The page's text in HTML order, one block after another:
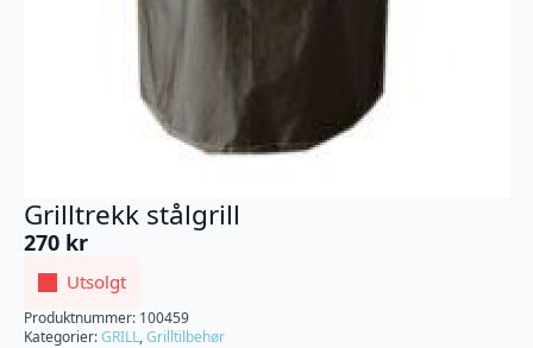
Grilltrekk stålgrill
270 kr
Utsolgt
Produktnummer: 100459
Kategorier:GRILL,Grilltilbehør